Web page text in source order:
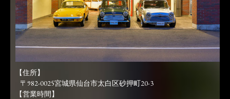
【住所】
〒982-0025宮城県仙台市太白区砂押町20-3
【営業時間】